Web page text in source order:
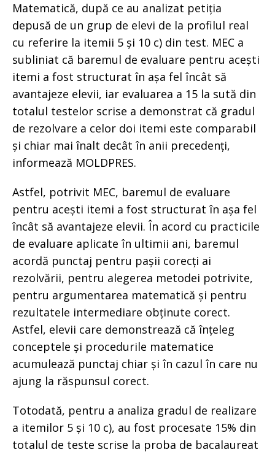
Matematică, după ce au analizat petiția
depusă de un grup de elevi de la profilul real
cu referire la itemii 5 și 10 c) din test. MEC a
subliniat că baremul de evaluare pentru acești
itemi a fost structurat în așa fel încât să
avantajeze elevii, iar evaluarea a 15 la sută din
totalul testelor scrise a demonstrat că gradul
de rezolvare a celor doi itemi este comparabil
și chiar mai înalt decât în anii precedenți,
informează MOLDPRES.
Astfel, potrivit MEC, baremul de evaluare
pentru acești itemi a fost structurat în așa fel
încât să avantajeze elevii. În acord cu practicile
de evaluare aplicate în ultimii ani, baremul
acordă punctaj pentru pașii corecți ai
rezolvării, pentru alegerea metodei potrivite,
pentru argumentarea matematică și pentru
rezultatele intermediare obținute corect.
Astfel, elevii care demonstrează că înțeleg
conceptele și procedurile matematice
acumulează punctaj chiar și în cazul în care nu
ajung la răspunsul corect.
Totodată, pentru a analiza gradul de realizare
a itemilor 5 și 10 c), au fost procesate 15% din
totalul de teste scrise la proba de bacalaureat